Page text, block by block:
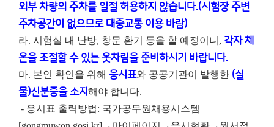
외부 차량의 주차를 일절 허용하지 않습니다.(시험장 주변
주차공간이 없으므로 대중교통 이용 바람)
라. 시험실 내 난방, 창문 환기 등을 할 예정이니, 각자 체
온을 조절할 수 있는 옷차림을 준비하시기 바랍니다.
마. 본인 확인을 위해 응시표와 공공기관이 발행한 (실
물)신분증을 소지 해야 합니다.
- 응시표 출력방법: 국가공무원채용시스템